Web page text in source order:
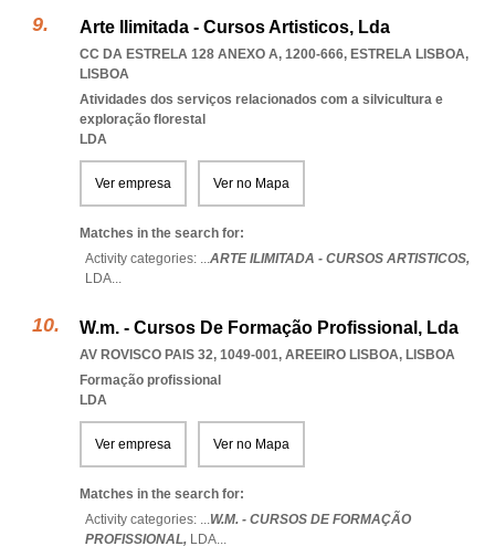
Arte Ilimitada - Cursos Artisticos, Lda
CC DA ESTRELA 128 ANEXO A, 1200-666, ESTRELA LISBOA,
LISBOA
Atividades dos serviços relacionados com a silvicultura e
exploração florestal
LDA
Ver empresa Ver no Mapa
Matches in the search for:
Activity categories: ...ARTE ILIMITADA - CURSOS ARTISTICOS,
LDA...
W.m. - Cursos De Formação Profissional, Lda
AV ROVISCO PAIS 32, 1049-001, AREEIRO LISBOA, LISBOA
Formação profissional
LDA
Ver empresa Ver no Mapa
Matches in the search for:
Activity categories: ...W.M. - CURSOS DE FORMAÇÃO
PROFISSIONAL, LDA...